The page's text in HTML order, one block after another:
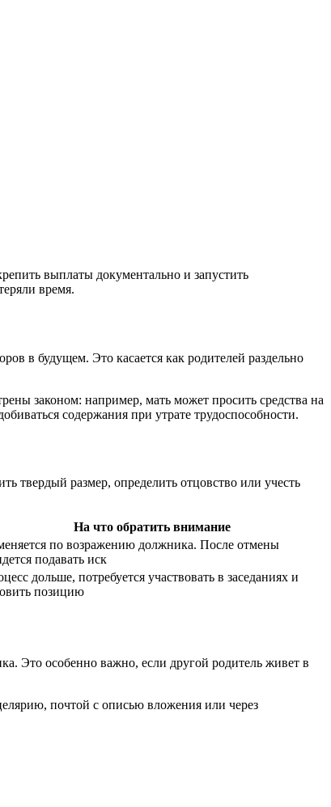
выплаты документально и запустить
время.
в будущем. Это касается как родителей раздельно
законом: например, мать может просить средства на
содержания при утрате трудоспособности.
твердый размер, определить отцовство или учесть
На что обратить внимание
по возражению должника. После отмены
подавать иск
дольше, потребуется участвовать в заседаниях и
позицию
Это особенно важно, если другой родитель живет в
почтой с описью вложения или через